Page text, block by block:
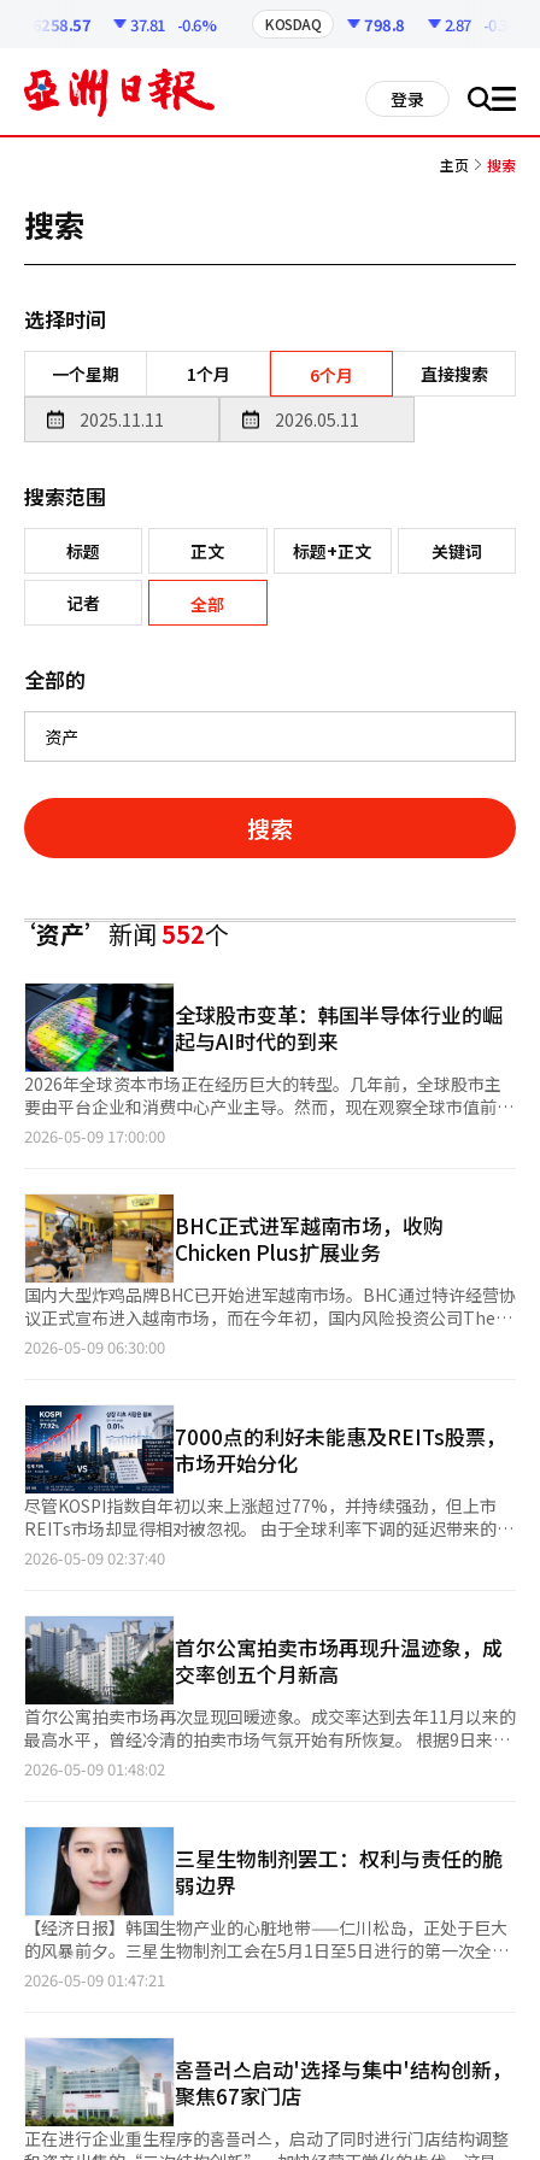
6258.57 37.81 -0.6% KOSDAQ 798.8 2.87 -0.36%
登录 搜 all
主页 搜索
搜索
选择时间
一个星期 1个月 6个月 直接搜索
搜索范围
标题 正文 标题+正文 关键词
记者 全部
全部的
搜索
‘资产’新闻552个
全球股市变革：韩国半导体行业的崛
起与AI时代的到来
2026年全球资本市场正在经历巨大的转型。几年前，全球股市主
要由平台企业和消费中心产业主导。然而，现在观察全球市值前列
的企业，发现这一趋势已经发生了根本变化。人工智能（AI）、半
GPU、HBM、AI服务器和数据中心则是全球经济的心脏。最显著
的变化是半导体行业地位的转变。曾几何时，半导体是典型的受经
济周期影响的制造业。然而，随着AI时代的到来，半导体已不再是
简单的部件产业，而是影响国家安全、金融、外交和军事战略的关
键产业。美国对中国的先进GPU出口实施管制，中国则全力支持本
国半导体产业的发展，台湾海峡成为全球经济最大的地缘政治风险
区域，这一切都不是偶然。AI时代的半导体已成为类似于20世纪石
油的战略资产。在最新的全球市值排名中（截至5月9日的估算），
元市值，位列全球第11位，这不仅仅是股价上涨的结果。这表明，
韩国的产业结构依然是全球制造业的核心支柱。尤其是HBM和AI内
存的竞争力开始显现，韩国企业再次站上全球资本市场的中心舞
台。SK海力士的迅速崛起更是戏剧性。曾被视为三星电子的后起
之秀，如今已成为AI内存时代的核心供应商。HBM市场的主导权不
仅仅是技术优势，更是决定整个AI产业性能和效率的关键因素。AI
服务器需要比传统服务器更多的高性能内存，随着AI模型的庞大
化，内存瓶颈问题愈发严重。最终，掌握内存的企业将获得AI产业
序。英伟达已成为AI时代的王者。GPU不再是简单的图形芯片，而
是推动人类新思维的核心设备。微软和亚马逊通过云计算在AI产业
中扮演着道路和港口的角色。博通则凭借定制AI芯片和数据中心网
络迅速崛起。台积电以先进的工艺技术成为全球半导体产业的核心
枢纽。相对而言，曾经的绝对强者能源企业则逐渐被边缘化。沙特
阿美和埃克森美孚仍然是巨头，但全球资本如今更看重AI和数据产
业的价值。这不仅是产业的变化，更是人类文明的能源结构正在发
生根本性转变的标志。生物产业的崛起同样值得关注。礼来公司通
合，重新被评估为高增长产业。所有这些趋势最终归结为一个问
题：未来推动全球经济的力量是什么？过去，石油、钢铁、金融和
房地产是全球经济的中心。然而现在，数据、半导体、AI算法和生
物技术正决定着人类的未来。那么，韩国处于何种地位？在AI算法
方面，韩国落后于美国，在平台方面则被中美所超越。然而，在内
存半导体和先进制造技术方面，韩国仍然保持着世界一流的竞争
力。特别是在HBM、先进封装和下一代内存领域，如果韩国企业
的王者。过去被视为游戏显卡公司，如今已成为推动整个人工智能
产业的核心企业。GPU已成为AI学习和推理的必备设备，没有英伟
达的芯片，开发超大规模AI模型几乎不可能。美国政府对中国的
GPU出口进行战略性管控，正是基于此。英伟达不仅是半导体企
业，更是AI时代权力结构的象征。② 字母表（谷歌）谷歌正在从搜
2026-05-09 17:00:00
BHC正式进军越南市场，收购
Chicken Plus扩展业务
国内大型炸鸡品牌BHC已开始进军越南市场。BHC通过特许经营协
议正式宣布进入越南市场，而在今年初，国内风险投资公司The
Ventures也收购了Chicken Plus在越南的股份，进一步推动了当
上月签署了特许经营协议，迈出了进入越南市场的第一步。Hao
Open Food是一家在东南亚运营餐饮和零售业务的公司，目前在
越南拥有当地的分销网络和物流基础设施。BHC是国内领先的炸鸡
连锁品牌，全球运营超过2300家门店。BHC计划在未来10年内在
河内、胡志明市和岘港等主要城市开设50家门店。 餐饮品牌集团
代表宋浩燮表示：“我们计划利用当地合作伙伴的分销网络和运营
能力，持续扩大门店系统并建立品牌。”BHC将以Ppurinkle和
Macho King为核心菜单，同时推出符合当地口味的菜品。Macho
份，销售额约为8000亿韩元。 越南炸鸡市场的增长潜力在数据中
得到了验证。根据Insight Asia的《2026年越南快餐市场及消费者
趋势报告》，82%的越南消费者在最近一次快餐访问中选择了与鸡
肉相关的菜单，远超汉堡（11%）和比萨（7%）。目前，越南快
餐市场的竞争者包括乐天利亚（222家）、Jollibee（213家）、
KFC（172家）和麦当劳（37家）。 从收益结构来看，鸡肉相关菜
单的优势明显。在选择鸡肉相关菜单的消费者中，84%选择了鸡
肉、饮料和配菜的套餐。虽然套餐订单仅占总订单的68%，但其销
超过47%，使得鸡肉品牌成为最大的受益行业。味道（74%）是
消费者决策的首要因素，其次是便利性（48%）和价格
（43%）。 ◆ The Ventures收购Chicken Plus越南股份，目标在
4年内达到270家门店 早在今年2月，The Ventures也成为
Chicken Plus越南的最大股东，正式进入当地F&B市场。Chicken
Plus自2016年开设首家门店以来，已在国内发展到500多家，并于
2019年进入越南，目前在全国运营超过100家门店。 The
Ventures通过海外投资基金收购了股份，国内炸鸡连锁企业作为
Plus越南的门店数量增加到270家，并通过自建养鸡场和生产、流
通、销售的内在化来加强成本控制和质量管理。 The Ventures的
越南投资负责人金大贤表示：“此次交易的目标是将韩国餐饮连锁
与当地基础设施结合，提高资产价值。”他还表示：“越南F&B市
场具有巨大的增长潜力。” 此外，越南市场上也有乐天GRS运营
2026-05-09 06:30:00
7000点的利好未能惠及REITs股票，
市场开始分化
尽管KOSPI指数自年初以来上涨超过77%，并持续强劲，但上市
REITs市场却显得相对被忽视。 由于全球利率下调的延迟带来的下
行压力，以及最近发生的JR全球REITs申请企业重整程序事件，市
据，截至当天收盘，KRX优质办公REITs指数的收益率为零。同
期，KRX房地产REITs基础设施指数也仅上涨0.01%，呈现横盘走
势。 与年初以来KOSPI指数上涨77.92%相比，这一表现形成鲜明
对比。分析认为，在半导体行业推动的上涨行情中，投资者更倾向
于风险资产和成长股，相对防御性较强的REITs投资吸引力下降。
尤其是在上个月27日，JR全球REITs向首尔重整法院申请企业重整
程序后，市场的不信任感加深。JR全球REITs以比利时布鲁塞尔金
融大厦和美国纽约曼哈顿办公室为基础资产，由于资产价值下降导
到期债务和短期电子债券。 受此影响，上个月29日，韩华
REITs（-10.02%）、马斯顿首选REITs（-9.85%）、乐天
REITs（-8.11%）等大多数上市REITs大幅下跌，行业内资金筹集
的担忧加剧。 证券界认为，此次事件扩展至整个REITs行业的基本
面问题的可能性较低。分析指出，这是个别股票因海外资产价值下
降和汇率对冲结算负担等不利因素叠加的特殊案例。 代信证券研
究员李惠珍表示：“JR全球REITs事件是海外资产评估下降与流动
性缺乏交织的个别案例。”她认为，“拥有大型企业赞助和高信用
内上市REITs的平均LTV约为57%，管理水平被评估为风险不高。
REITs行业通过多元化借贷结构，包括担保贷款、公司债、短期债
券等，提升了应对危机的能力。 未来REITs市场将根据资金筹集能
力和赞助商的信誉度，出现更明显的差异化。市场分析认为，这反
而是挑选优质REITs的机会。 三星证券研究员李京子表示：“最近
JR全球REITs事件源于海外资产的特殊风险，将其扩大解读为整个
2026-05-09 02:37:40
首尔公寓拍卖市场再现升温迹象，成
交率创五个月新高
首尔公寓拍卖市场再次显现回暖迹象。成交率达到去年11月以来的
最高水平，曾经冷清的拍卖市场气氛开始有所恢复。 根据9日来自
拍卖与公卖数据专业公司“知知拍卖”的数据显示，上个月全国公
35.7%，较上月上升0.8个百分点。然而，成交价率为87.0%，较
上月下降0.3个百分点。 首尔市场的气氛相对更为强劲。上个月首
尔公寓拍卖进行的案件数量为152件，较上月略有减少，但成交率
达到了48.7%，较上月上升5.2个百分点，为去年11月以来的最高
水平。 业内人士分析，首尔拍卖物件本身减少的情况下，未流拍
的单次成交案例增多，导致成交率上升。具有价格吸引力的物件吸
引了实际需求和投资需求的双重涌入。 成交价率也开始回升。上
个月首尔公寓的成交价率为100.5%，较上月的99.3%上升1.2个百
以下的大型公寓为主的市场表现尤为突出。近期首尔公寓价格的上
涨趋势与实际居住需求部分转向拍卖市场的影响也得到了反映。
从地区来看，江东区和九老区的涨幅较大。江东区的成交价率为
105.5%，较上月上升9.9个百分点，而九老区为99.6%，上升7.2个
百分点。 竞标竞争也愈发激烈。上个月，参与竞标人数最多的物
件是位于永登浦区新吉洞的一处建筑面积为84.9㎡的公寓，共有29
2026-05-09 01:48:02
三星生物制剂罢工：权利与责任的脆
弱边界
【经济日报】韩国生物产业的心脏地带——仁川松岛，正处于巨大
的风暴前夕。三星生物制剂工会在5月1日至5日进行的第一次全面
罢工后，预告将在8日如谈判破裂，将进行更强力的“第二次全面
发生产（CDMO）产业与一般制造业截然不同。工厂的停工不仅仅
是“生产延迟”。活细胞的培养和提纯过程必须24小时不间断地进
行，这种“连续性”是生命的保障。如果培养中的细胞株死亡或蛋
白质变质，该工序的批量产品将全部报废。公司估计此次罢工造成
的潜在损失将达到6400亿韩元。此外，CDMO产业的核心资产
2026-05-09 01:47:21
홈플러스启动'选择与集中'结构创新，
聚焦67家门店
正在进行企业重生程序的홈플러스，启动了同时进行门店结构调整